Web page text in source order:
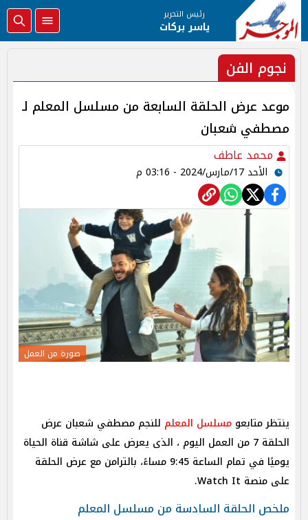
رئيس التحرير
ياسر بركات
نجوم الفن
موعد عرض الحلقة السابعة من مسلسل المعلم لـ
مصطفي شعبان
محمد عاطف
الأحد 17/مارس/2024 - 03:16 م
صورة من العمل
ينتظر متابعو مسلسل المعلم للنجم مصطفي شعبان عرض
الحلقة 7 من العمل اليوم ، الذى يعرض على شاشة قناة الحياة
يوميًا في تمام الساعة 9:45 مساءً، بالترامن مع عرض الحلقة
على منصة Watch It.
ملخص الحلقة السادسة من مسلسل المعلم